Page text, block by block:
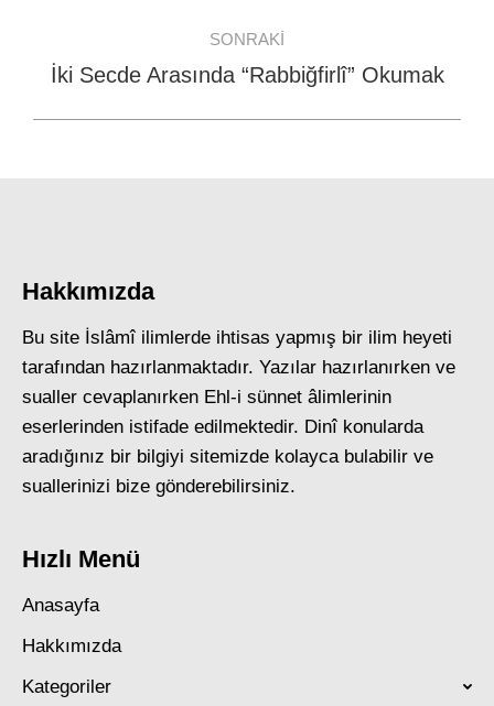
SONRAKI
Next
İki Secde Arasında “Rabbiğfirlî” Okumak
Hakkımızda
Bu site İslâmî ilimlerde ihtisas yapmış bir ilim heyeti
tarafından hazırlanmaktadır. Yazılar hazırlanırken ve
sualler cevaplanırken Ehl-i sünnet âlimlerinin
eserlerinden istifade edilmektedir. Dinî konularda
aradığınız bir bilgiyi sitemizde kolayca bulabilir ve
suallerinizi bize gönderebilirsiniz.
Hızlı Menü
Anasayfa
Hakkımızda
Kategoriler